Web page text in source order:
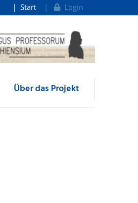
Start Login
Über das Projekt